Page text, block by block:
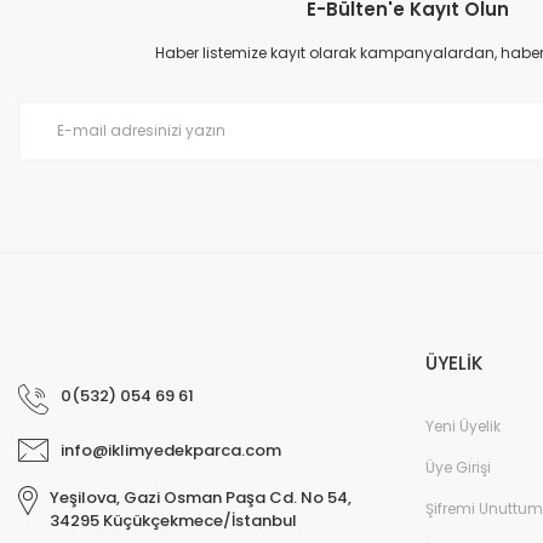
Ürün resmi kalitesiz, bozuk veya görüntülenemiyor.
Ürün açıklamasında eksik bilgiler bulunuyor.
E-Bülten'e Kayıt Olun
Haber listemize kayıt olarak kampanyalardan,
0(532) 054 69 61
info@iklimyedekparca.com
Yeşilova, Gazi Osman Paşa Cd. No 54,
34295 Küçükçekmece/İstanbul
ÜYELİK
Yeni Üyelik
Üye Girişi
Şifremi Unuttum